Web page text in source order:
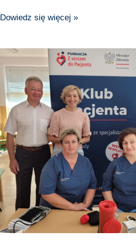
Dowiedz się więcej »
Relacja
plenerowego
Klubu
Pacjenta
w
Bełchatowie!